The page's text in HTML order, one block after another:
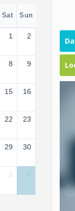
Sat Sun
1 2
8 9
15 16
22 23
29 30
5